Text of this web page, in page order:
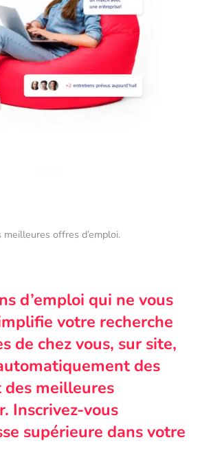
offres d’emploi.
d’emploi qui ne vous
votre recherche
de chez vous, sur site,
des
meilleures
Inscrivez-vous
supérieure dans votre